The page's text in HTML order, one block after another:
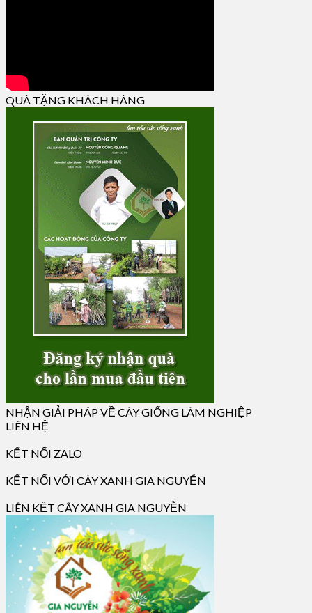
QUÀ TẶNG KHÁCH HÀNG
NHẬN GIẢI PHÁP VỀ CÂY GIỐNG LÂM NGHIỆP
LIÊN HỆ
KẾT NỐI ZALO
KẾT NỐI VỚI CÂY XANH GIA NGUYỄN
LIÊN KẾT CÂY XANH GIA NGUYỄN